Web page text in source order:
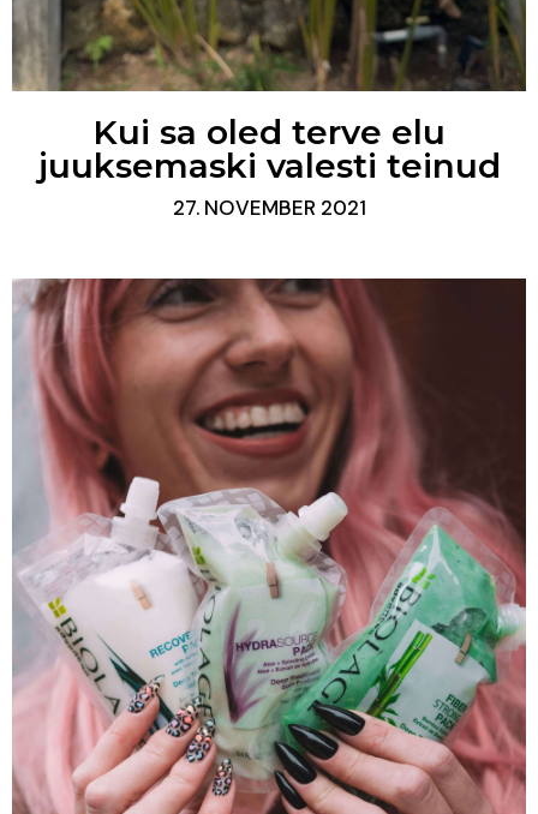
Kui sa oled terve elu
juuksemaski valesti teinud
27. NOVEMBER 2021